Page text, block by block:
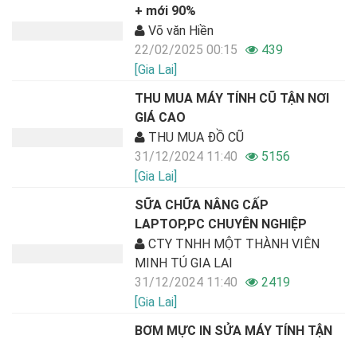
+ mới 90%
Võ văn Hiền
22/02/2025 00:15
439
[Gia Lai]
THU MUA MÁY TÍNH CŨ TẬN NƠI
GIÁ CAO
THU MUA ĐỒ CŨ
31/12/2024 11:40
5156
[Gia Lai]
SỮA CHỮA NÂNG CẤP
LAPTOP,PC CHUYÊN NGHIỆP
CTY TNHH MỘT THÀNH VIÊN
MINH TÚ GIA LAI
31/12/2024 11:40
2419
[Gia Lai]
BƠM MỰC IN SỬA MÁY TÍNH TẬN